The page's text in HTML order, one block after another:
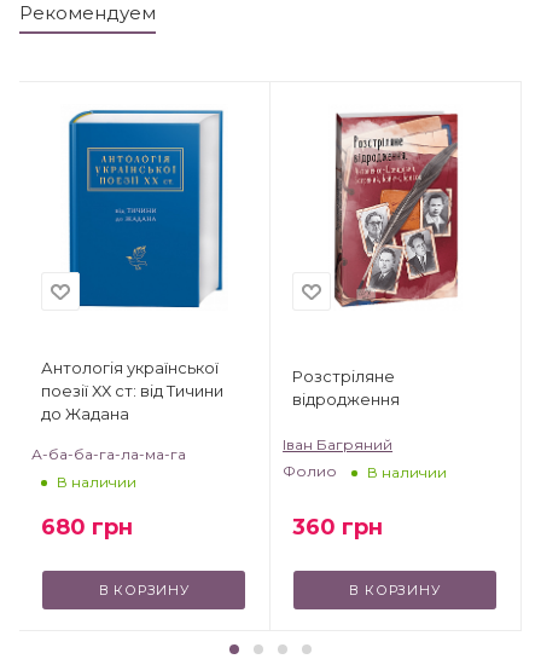
Рекомендуем
Антологія української
поезії ХХ ст: від Тичини
до Жадана
А-ба-ба-га-ла-ма-га
В наличии
680 грн
В КОРЗИНУ
Розстріляне
відродження
Іван Багряний
Фолио
В наличии
360 грн
В КОРЗИНУ